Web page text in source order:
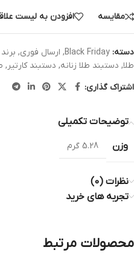
مقایسه افزودن به لیست
دسته: Black Friday
, ارسال فوری,
طلا, دستبند طلا زنانه, دستبند کارتیر,
اشتراک‌ ‌گذاری:
توضیحات تکمیلی
وزن
5.28 گرم
نظرات (0)
تجربه های خرید
محصولات مرتبط